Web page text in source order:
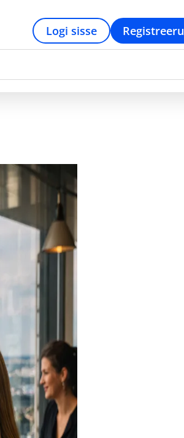
Logi sisse Registreeru